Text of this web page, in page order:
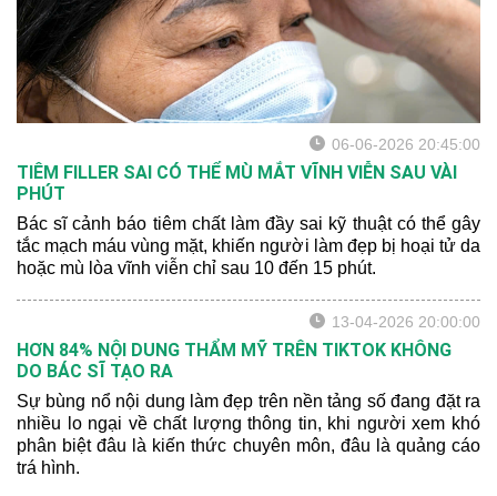
06-06-2026 20:45:00
TIÊM FILLER SAI CÓ THỂ MÙ MẮT VĨNH VIỄN SAU VÀI
PHÚT
Bác sĩ cảnh báo tiêm chất làm đầy sai kỹ thuật có thể gây
tắc mạch máu vùng mặt, khiến người làm đẹp bị hoại tử da
hoặc mù lòa vĩnh viễn chỉ sau 10 đến 15 phút.
13-04-2026 20:00:00
HƠN 84% NỘI DUNG THẨM MỸ TRÊN TIKTOK KHÔNG
DO BÁC SĨ TẠO RA
Sự bùng nổ nội dung làm đẹp trên nền tảng số đang đặt ra
nhiều lo ngại về chất lượng thông tin, khi người xem khó
phân biệt đâu là kiến thức chuyên môn, đâu là quảng cáo
trá hình.